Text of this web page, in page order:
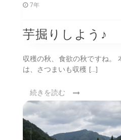
7年
芋掘りしよう♪
収穫の秋、食欲の秋ですね。
は、さつまいも収穫 […]
続きを読む